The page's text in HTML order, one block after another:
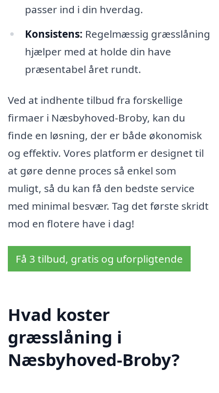
passer ind i din hverdag.
Konsistens: Regelmæssig græsslåning
hjælper med at holde din have
præsentabel året rundt.
Ved at indhente tilbud fra forskellige
firmaer i Næsbyhoved-Broby, kan du
finde en løsning, der er både økonomisk
og effektiv. Vores platform er designet til
at gøre denne proces så enkel som
muligt, så du kan få den bedste service
med minimal besvær. Tag det første skridt
mod en flotere have i dag!
Få 3 tilbud, gratis og uforpligtende
Hvad koster
græsslåning i
Næsbyhoved-Broby?